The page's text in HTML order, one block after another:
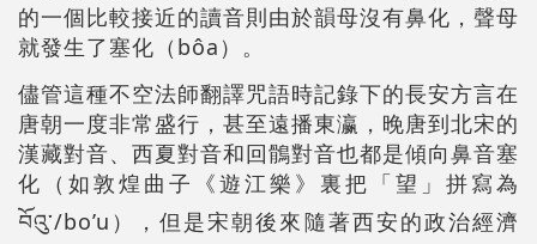
的一個比較接近的讀音則由於韻母沒有鼻化，聲母
就發生了塞化（bôa）。
儘管這種不空法師翻譯咒語時記錄下的長安方言在
唐朝一度非常盛行，甚至遠播東瀛，晚唐到北宋的
漢藏對音、西夏對音和回鶻對音也都是傾向鼻音塞
化（如敦煌曲子《遊江樂》裏把「望」拼寫為
བོའུ་/bo’u），但是宋朝後來隨著西安的政治經濟